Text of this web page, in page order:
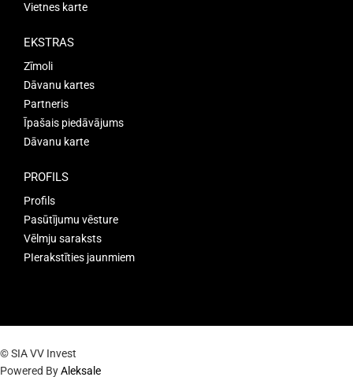
Vietnes karte
EKSTRAS
Zīmoli
Dāvanu kartes
Partneris
Īpašais piedāvājums
Dāvanu karte
PROFILS
Profils
Pasūtījumu vēsture
Vēlmju saraksts
PIerakstīties jaunmiem
© SIA VV Invest
Powered ByAleksale